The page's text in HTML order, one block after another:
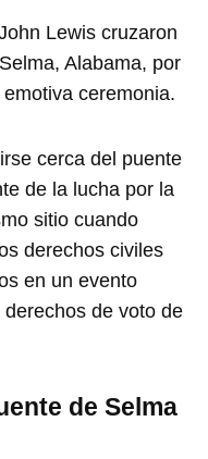
Lewis cruzaron
Alabama, por
ceremonia.
cerca del puente
de la lucha por la
sitio cuando
derechos civiles
en un evento
de voto de
de Selma